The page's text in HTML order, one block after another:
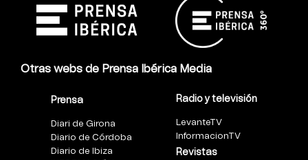
Otras webs de Prensa Ibérica Media
Prensa
Diari de Girona
Diario de Córdoba
Diario de Ibiza
Radio y televisión
LevanteTV
InformacionTV
Revistas